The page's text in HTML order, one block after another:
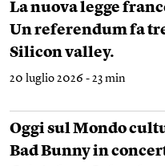
La nuova legge
Un referendum fa
Silicon valley.
20 luglio 2026 - 23 min
Oggi sul Mondo
Bad Bunny in